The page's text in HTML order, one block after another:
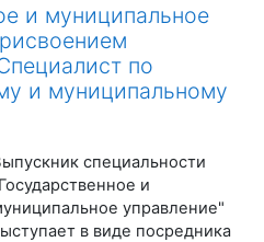
и муниципальное
по
и муниципальному
специальности
и
управление"
в виде посредника